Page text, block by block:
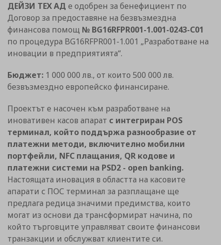
ДЕЙЗИ ТЕХ АД е одобрен за бенефициент по
Договор за предоставяне на безвъзмездна
финансова помощ № BG16RFPR001-1.001-0243-C01
по процедура BG16RFPR001-1.001 „Разработване на
иновации в предприятията“.
Бюджет: 1 000 000 лв., от които 500 000 лв.
безвъзмездно европейско финансиране.
Проектът е насочен към разработване на
иновативен касов апарат с интегриран POS
терминал, който поддържа разнообразие от
платежни методи, включително мобилни
портфейли, NFC плащания, QR кодове и
платежни системи на PSD2 - open banking.
Настоящата иновация в областта на касовите
апарати с ПОС терминал за разплащане ще
предлага редица значими предимства, които
могат из основи да трансформират начина, по
който търговците управляват своите финансови
транзакции и обслужват клиентите си.